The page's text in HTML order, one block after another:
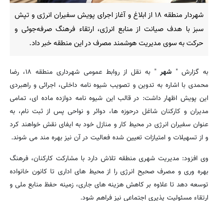
شهردار منطقه ۱۸ از ابلاغ و آغاز اجرای پویش سفیران انرژی و تپش
سبز با هدف صیانت از منابع انرژی، ارتقاء فرهنگ صرفه‌جوئی و
حرکت به سوی مدیریت هوشمند مصرف در این منطقه خبر داد.
به گزارش " شهر
" به نقل از روابط عمومی شهرداری منطقه ۱۸، رضا
محمدی با اشاره به تدوین و تصویب شیوه نامه داخلی، اجرائی و راهبردی
این پویش اظهار داشت: در قالب این شیوه نامه دوازده ماده ای، تمامی
مدیران و کارکنان شاغل درحوزه ها، دوائر و نواحی پس از ثبت نام، به
عنوان سفیران انرژی در محیط کار و منازل خود به ایفای نقش خواهند کرد
و از تسهیلات و امتیازات تعیین شده فعالیت در آن نیز بهره مند می شوند.
وی افزود: مدیریت شهری منطقه تلاش دارد با مشارکت کارکنان، فرهنگ
بهره وری و مصرف صحیح انرژی را از محیط های اداری تا کانون خانواده
توسعه دهد تا علاوه بر کاهش هزینه های جاری، زمینه حفظ منابع ملی و
ارتقاء مسئولیت پذیری اجتماعی نیز فراهم شود.